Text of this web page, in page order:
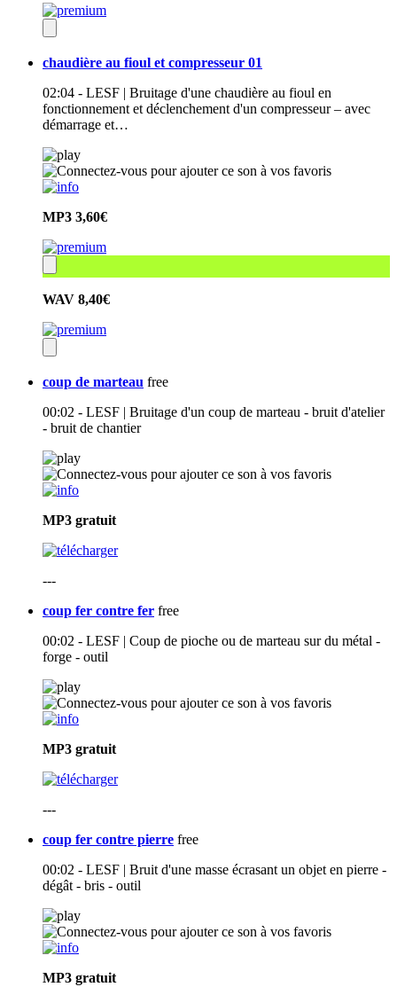
chaudière au fioul et compresseur 01
02:04 - LESF | Bruitage d'une chaudière au fioul en
fonctionnement et déclenchement d'un compresseur – avec
démarrage et…
MP3 3,60€
WAV 8,40€
coup de marteau free
00:02 - LESF | Bruitage d'un coup de marteau - bruit d'atelier
- bruit de chantier
MP3 gratuit
---
coup fer contre fer free
00:02 - LESF | Coup de pioche ou de marteau sur du métal -
forge - outil
MP3 gratuit
---
coup fer contre pierre free
00:02 - LESF | Bruit d'une masse écrasant un objet en pierre -
dégât - bris - outil
MP3 gratuit